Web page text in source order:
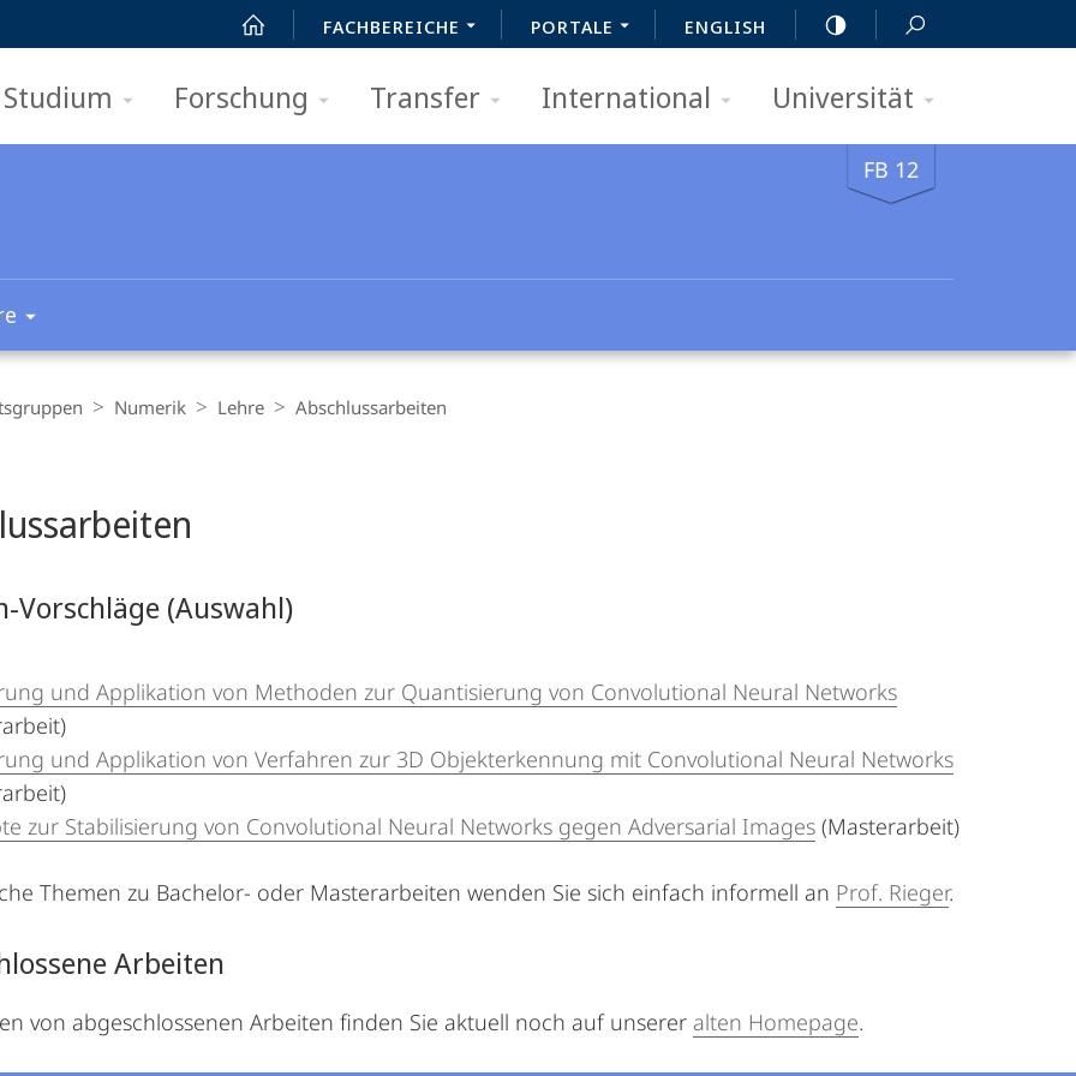
FACHBEREICHE PORTALE ENGLISH
Studium Forschung Transfer International Universität
FB 12
Numerik Lehre Abschlussarbeiten
Vorschläge (Auswahl)
und Applikation von Methoden zur Quantisierung von Convolutional Neural Networks
und Applikation von Verfahren zur 3D Objekterkennung mit Convolutional Neural Networks
zur Stabilisierung von Convolutional Neural Networks gegen Adversarial Images (Masterarbeit)
Themen zu Bachelor- oder Masterarbeiten wenden Sie sich einfach informell an Prof. Rieger.
Arbeiten
von abgeschlossenen Arbeiten finden Sie aktuell noch auf unserer alten Homepage.